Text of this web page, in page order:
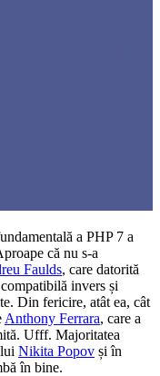
a PHP 7 a
că nu s-a
Faulds, care datorită
invers și
Din fericire, atât ea, cât
Anthony Ferrara, care a
Ufff. Majoritatea
Nikita Popov și în
în bine.